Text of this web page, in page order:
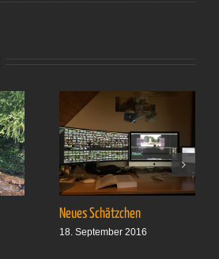
Neues Schätzchen
18. September 2016